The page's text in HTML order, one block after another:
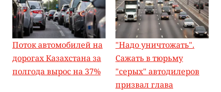
Поток автомобилей на
дорогах Казахстана за
полгода вырос на 37%
"Надо уничтожать".
Сажать в тюрьму
"серых" автодилеров
призвал глава